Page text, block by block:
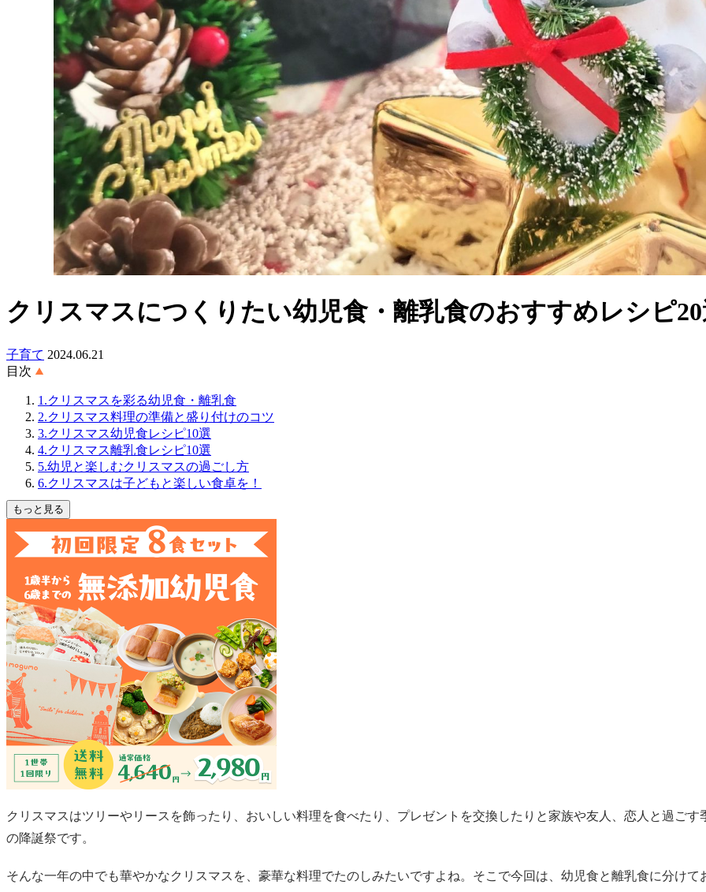
クリスマスにつくりたい幼児食・離乳食のおすすめレシピ
子育て 2024.06.21
目次
1.クリスマスを彩る幼児食・離乳食
2.クリスマス料理の準備と盛り付けのコツ
3.クリスマス幼児食レシピ10選
4.クリスマス離乳食レシピ10選
5.幼児と楽しむクリスマスの過ごし方
6.クリスマスは子どもと楽しい食卓を！
もっと見る
クリスマスはツリーやリースを飾ったり、おいしい料理を食べたり、プレゼントを交換したりと家族や友人、恋人と過ご
の降誕祭です。
そんな一年の中でも華やかなクリスマスを、豪華な料理でたのしみたいですよね。そこで今回は、幼児食と離乳食に分け